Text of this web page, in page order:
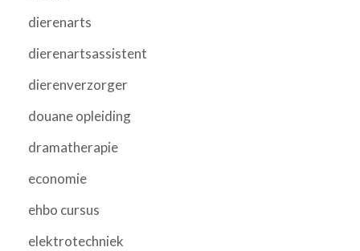
dierenarts
dierenartsassistent
dierenverzorger
douane opleiding
dramatherapie
economie
ehbo cursus
elektrotechniek